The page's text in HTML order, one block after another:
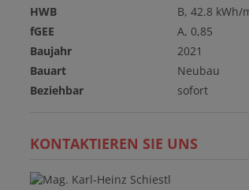
HWB
B, 42.8 kWh/
fGEE
A, 0,85
Baujahr
2021
Bauart
Neubau
Beziehbar
sofort
KONTAKTIEREN SIE UNS